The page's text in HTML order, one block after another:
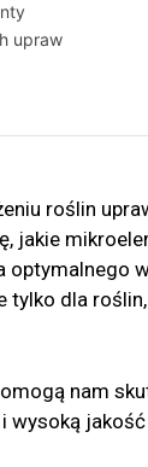
upraw
roślin
jakie
optymalnego
dla
nam
wysoką